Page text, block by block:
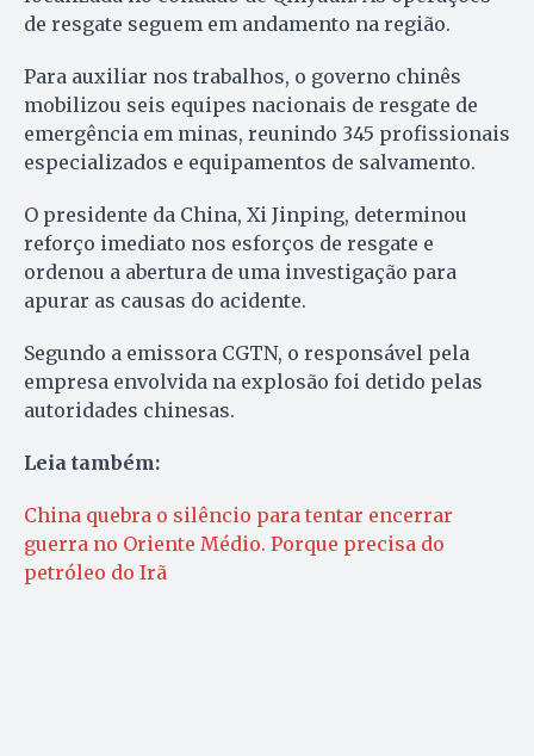
de resgate seguem em andamento na região.
Para auxiliar nos trabalhos, o governo chinês
mobilizou seis equipes nacionais de resgate de
emergência em minas, reunindo 345 profissionais
especializados e equipamentos de salvamento.
O presidente da China, Xi Jinping, determinou
reforço imediato nos esforços de resgate e
ordenou a abertura de uma investigação para
apurar as causas do acidente.
Segundo a emissora CGTN, o responsável pela
empresa envolvida na explosão foi detido pelas
autoridades chinesas.
Leia também:
China quebra o silêncio para tentar encerrar
guerra no Oriente Médio. Porque precisa do
petróleo do Irã